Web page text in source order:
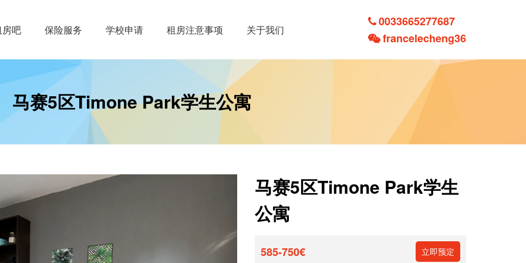
吧 保险服务 学校申请 租房注意事项 关于我们
0033665277687
francelecheng36
马赛5区Timone Park学生公寓
马赛5区Timone Park学生
公寓
585-750€ 立即预定